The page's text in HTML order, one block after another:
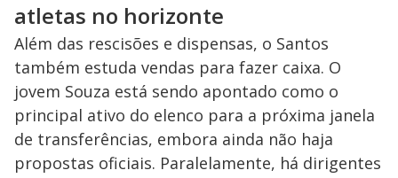
atletas no horizonte
Além das rescisões e dispensas, o Santos
também estuda vendas para fazer caixa. O
jovem Souza está sendo apontado como o
principal ativo do elenco para a próxima janela
de transferências, embora ainda não haja
propostas oficiais. Paralelamente, há dirigentes